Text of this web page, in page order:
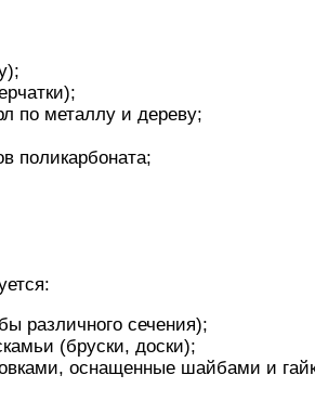
по металлу и дереву;
поликарбоната;
различного сечения);
(бруски, доски);
оснащенные шайбами и